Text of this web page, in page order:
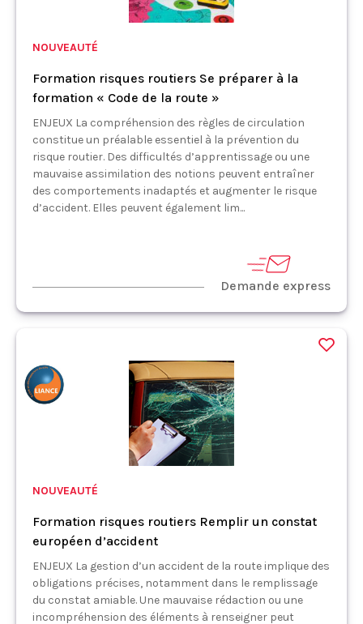
NOUVEAUTÉ
Formation risques routiers Se préparer à la
formation « Code de la route »
ENJEUX La compréhension des règles de circulation
constitue un préalable essentiel à la prévention du
risque routier. Des difficultés d’apprentissage ou une
mauvaise assimilation des notions peuvent entraîner
des comportements inadaptés et augmenter le risque
d’accident. Elles peuvent également lim...
Demande express
NOUVEAUTÉ
Formation risques routiers Remplir un constat
européen d’accident
ENJEUX La gestion d’un accident de la route implique des
obligations précises, notamment dans le remplissage
du constat amiable. Une mauvaise rédaction ou une
incompréhension des éléments à renseigner peut